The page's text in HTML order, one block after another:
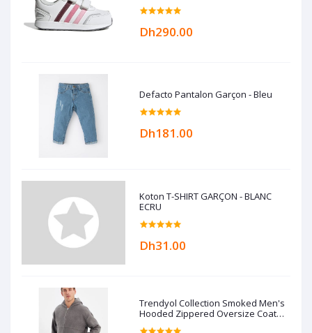
Dh290.00
Defacto Pantalon Garçon - Bleu
Dh181.00
Koton T-SHIRT GARÇON - BLANC
ECRU
Dh31.00
Trendyol Collection Smoked Men's
Hooded Zippered Oversize Coat
TMNAW22KB0050